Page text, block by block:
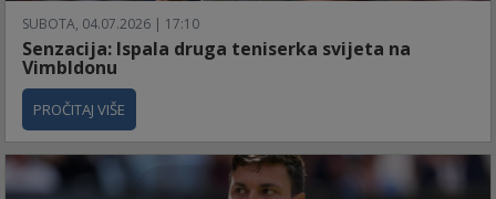
SUBOTA, 04.07.2026 | 17:10
Senzacija: Ispala druga teniserka svijeta na
Vimbldonu
PROČITAJ VIŠE